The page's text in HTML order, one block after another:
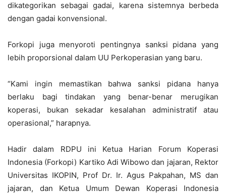
dikategorikan sebagai gadai, karena sistemnya berbeda
dengan gadai konvensional.
Forkopi juga menyoroti pentingnya sanksi pidana yang
lebih proporsional dalam UU Perkoperasian yang baru.
“Kami ingin memastikan bahwa sanksi pidana hanya
berlaku bagi tindakan yang benar-benar merugikan
koperasi, bukan sekadar kesalahan administratif atau
operasional,” harapnya.
Hadir dalam RDPU ini Ketua Harian Forum Koperasi
Indonesia (Forkopi) Kartiko Adi Wibowo dan jajaran, Rektor
Universitas IKOPIN, Prof Dr. Ir. Agus Pakpahan, MS dan
jajaran, dan Ketua Umum Dewan Koperasi Indonesia